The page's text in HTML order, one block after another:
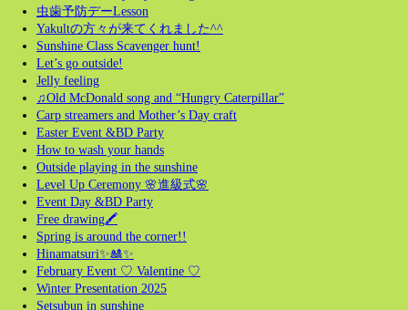
虫歯予防デーLesson
Yakultの方々が来てくれました^^
Sunshine Class Scavenger hunt!
Let’s go outside!
Jelly feeling
♫Old McDonald song and “Hungry Caterpillar”
Carp streamers and Mother’s Day craft
Easter Event &BD Party
How to wash your hands
Outside playing in the sunshine
Level Up Ceremony 🌸進級式🌸
Event Day &BD Party
Free drawing🖍️
Spring is around the corner!!
Hinamatsuri✨🎎✨
February Event ♡ Valentine ♡
Winter Presentation 2025
Setsubun in sunshine